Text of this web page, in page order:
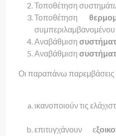
Τοποθέτηση
Τοποθέτηση
συμπεριλαμβανομένου
Αναβάθμιση
Αναβάθμιση
Οι παραπάνω παρεμβάσεις
ικανοποιούν τις
επιτυγχάνουν ε